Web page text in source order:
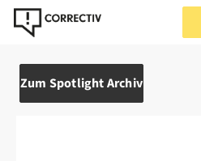
Zum Spotlight Archiv